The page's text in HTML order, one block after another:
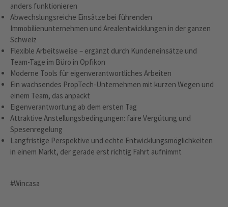
anders funktionieren
Abwechslungsreiche Einsätze bei führenden
Immobilienunternehmen und Arealentwicklungen in der ganzen
Schweiz
Flexible Arbeitsweise – ergänzt durch Kundeneinsätze und
Team-Tage im Büro in Opfikon
Moderne Tools für eigenverantwortliches Arbeiten
Ein wachsendes PropTech-Unternehmen mit kurzen Wegen und
einem Team, das anpackt
Eigenverantwortung ab dem ersten Tag
Attraktive Anstellungsbedingungen: faire Vergütung und
Spesenregelung
Langfristige Perspektive und echte Entwicklungsmöglichkeiten
in einem Markt, der gerade erst richtig Fahrt aufnimmt
#Wincasa